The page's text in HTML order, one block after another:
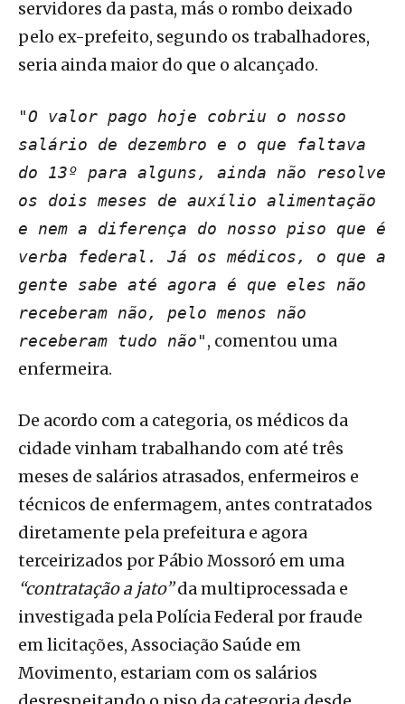
servidores da pasta, más o rombo deixado
pelo ex-prefeito, segundo os trabalhadores,
seria ainda maior do que o alcançado.
"O valor pago hoje cobriu o nosso
salário de dezembro e o que faltava
do 13º para alguns, ainda não resolve
os dois meses de auxílio alimentação
e nem a diferença do nosso piso que é
verba federal. Já os médicos, o que a
gente sabe até agora é que eles não
receberam não, pelo menos não
receberam tudo não", comentou uma
enfermeira.
De acordo com a categoria, os médicos da
cidade vinham trabalhando com até três
meses de salários atrasados, enfermeiros e
técnicos de enfermagem, antes contratados
diretamente pela prefeitura e agora
terceirizados por Pábio Mossoró em uma
“contratação a jato”da multiprocessada e
investigada pela Polícia Federal por fraude
em licitações, Associação Saúde em
Movimento, estariam com os salários